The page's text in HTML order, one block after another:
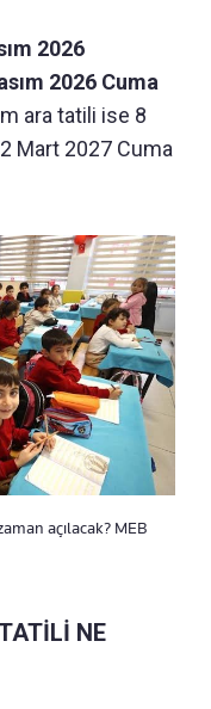
2026
2026 Cuma
ara tatili ise 8
Mart 2027 Cuma
açılacak? MEB
NE